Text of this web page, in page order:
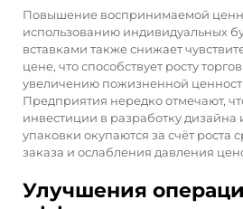
Повышение воспринимаемой
использованию индивидуальных
вставками также снижает
цене, что способствует росту
увеличению пожизненной
Предприятия нередко отмечают,
инвестиции в разработку дизайна
упаковки окупаются за счёт роста
заказа и ослабления давления
Улучшения